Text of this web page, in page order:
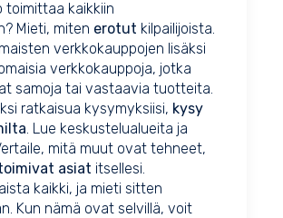
toimittaa kaikkiin
Mieti, miten erotut kilpailijoista.
verkkokauppojen lisäksi
verkkokauppoja, jotka
samoja tai vastaavia tuotteita.
ratkaisua kysymyksiisi, kysy
. Lue keskustelualueita ja
mitä muut ovat tehneet,
asiat itsellesi.
kaikki, ja mieti sitten
Kun nämä ovat selvillä, voit